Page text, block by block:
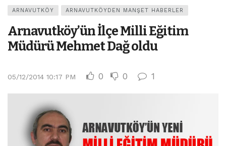
ARNAVUTKÖY ARNAVUTKÖYDEN MANŞET HABERLER
Arnavutköy’ün İlçe Milli Eğitim
Müdürü Mehmet Dağ oldu
05/12/2014 10:17 PM 0 0 1